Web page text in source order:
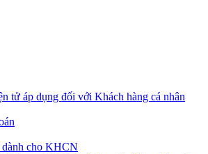
tử áp dụng đối với Khách hàng cá nhân
cho KHCN